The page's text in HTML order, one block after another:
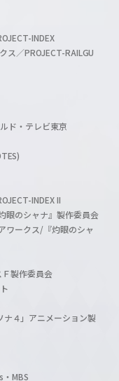
INDEX
ス／PROJECT-RAILGU
ド・テレビ東京
INDEX II
眼のシャナ』製作委員会
ワークス/『灼眼のシャ
製作委員会
４」アニメーション製
MBS